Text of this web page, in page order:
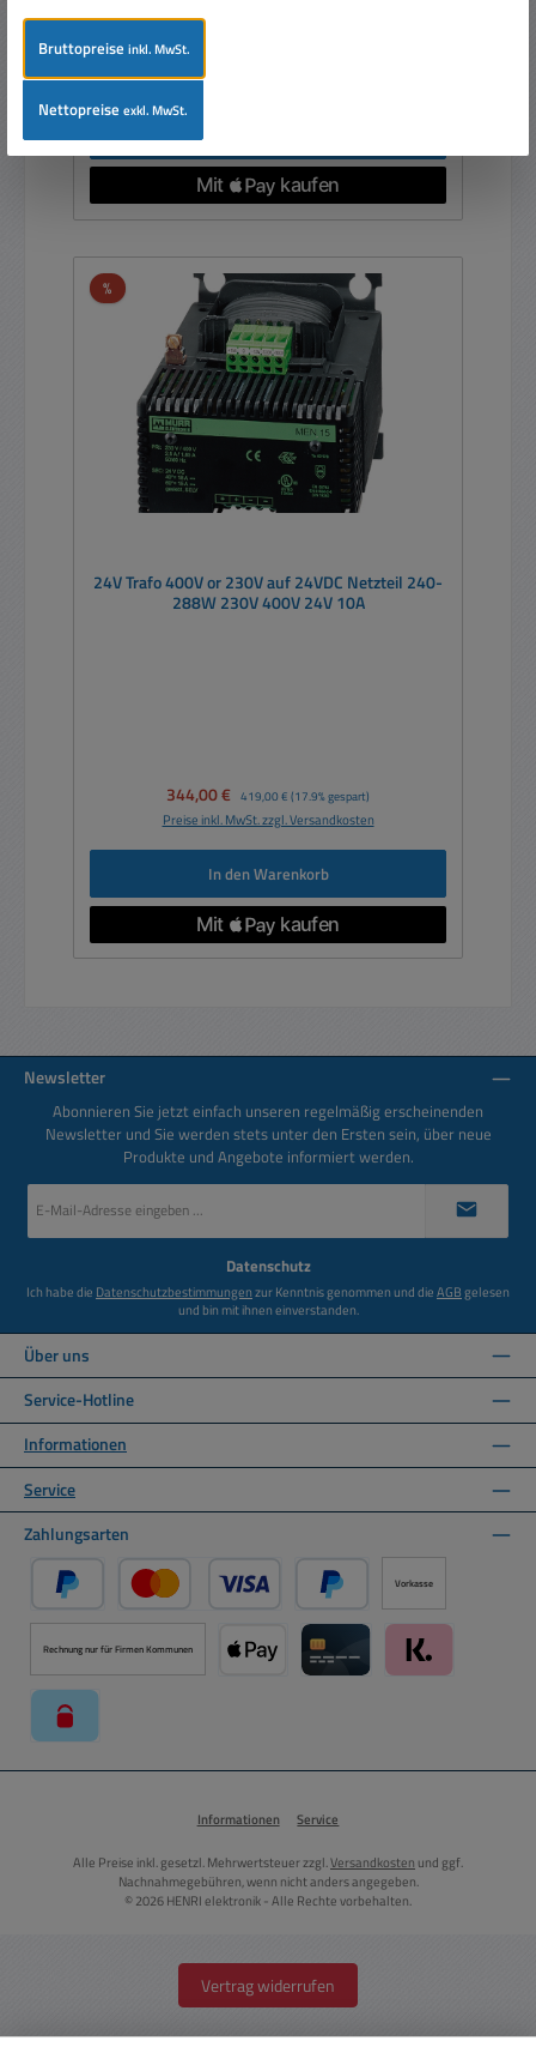
Verkaufspreis:
299,99 €
Preise inkl. MwSt. zzgl. Versandkosten
%Rabatt
24V Trafo 400V or 230V auf 24VDC Netzteil 240-
288W 230V 400V 24V 10A
Verkaufspreis:
344,00 € Regulärer Preis:
419,00 € (17.9% gespart)
Preise inkl. MwSt. zzgl. Versandkosten
In den Warenkorb
Newsletter
Abonnieren Sie jetzt einfach unseren regelmäßig erscheinenden
Newsletter und Sie werden stets unter den Ersten sein, über neue
Produkte und Angebote informiert werden.
Mail-
Datenschutz
Ich habe die Datenschutzbestimmungenzur Kenntnis genommen und dieAGBgelesen
und bin mit ihnen einverstanden.
Über uns
Service-Hotline
Informationen
Service
Zahlungsarten
PayPal Kredit- oder Debitkarte über PayPal
Später Bezahlen über PayPal
Vorkasse
Rechnung nur für Firmen Kommunen
Informationen Service
Alle Preise inkl. gesetzl. Mehrwertsteuer zzgl.Versandkosten und ggf.
Nachnahmegebühren, wenn nicht anders angegeben.
© 2026 HENRI elektronik - Alle Rechte vorbehalten.
Vertrag widerrufen
Bruttopreiseinkl. MwSt.
Nettopreiseexkl. MwSt.